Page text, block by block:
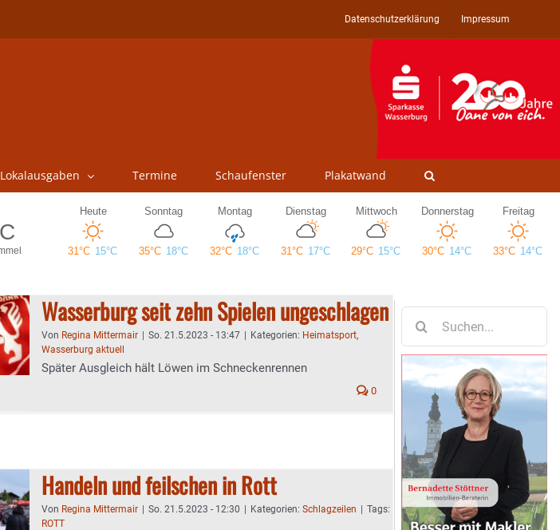
Datenschutzerklärung Impressum
Lokalausgaben Termine Schaufenster Plakatwand
Wasserburg seit zehn Spielen ungeschlagen
Von Regina Mittermair So. 21.5.2023 - 13:47 Kategorien: Heimatsport,
Wasserburg aktuell
Später Ausgleich hält Löwen im Schneckenrennen
0
Handeln und feilschen in Rott
Von Regina Mittermair So. 21.5.2023 - 12:30 Kategorien: Schlagzeilen
Tags:
ROTT
nach: